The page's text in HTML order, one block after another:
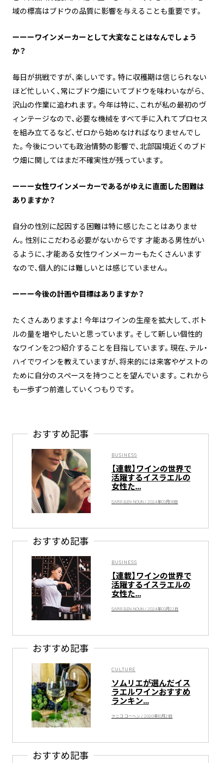
域の標高はブドウの品質に影響を与えることも重要です。
ーーーワインメーカーとして大変なことはなんでしょう
か？
毎日が挑戦ですが、楽しいです。特に収穫期は信じられない
ほど忙しいく、常にブドウ畑にいてブドウを味わいながら、
沢山の作業に追われます。今年は特に、これが私の最初のヴ
ィンテージなので、必要な機械をすべて手に入れてプロセス
を組み立てるなど、ゼロから始めなければなりませんでし
た。今後についても政治情勢の影響で、北部国境近くのブド
ウ畑に関してはまだ不確実性が残っています。
ーーー女性ワインメーカーであるがゆえに直面した困難は
ありますか？
自分の性別に起因する困難は特に感じたことはありませ
ん。性別にこだわる必要がないからです 才能ある男性がい
るように、才能ある女性ワインメーカーもたくさんいます
なので、個人的には難しいとは感じていません。
ーーー今後の計画や目標はありますか？
たくさんありますよ！ 今年はワインの生産を拡大して、ボト
ルの量を増やしたいと思っています。そして新しい個性的
なワインを2つ紹介することを目指しています。現在、テル・
ハイでワインを教えていますが、将来的には来客やゲストの
ために自分のスペースを持つことを望んでいます。これから
も一歩ずつ前進していくつもりです。
おすすめ記事
BUSINESS
【連載】ワインの世界で
活躍するイスラエルの
女性た...
SAPIR BEN-NOUN / 2024年03月08日
おすすめ記事
BUSINESS
【連載】ワインの世界で
活躍するイスラエルの
女性た...
SAPIR BEN-NOUN / 2024年03月22日
おすすめ記事
CULTURE
ソムリエが選んだイス
ラエルワインおすすめ
ランキン...
クニコ コーヘン / 2020年10月21日
おすすめ記事